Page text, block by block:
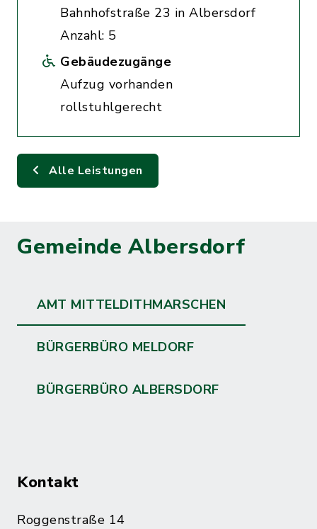
Bahnhofstraße 23 in Albersdorf
Anzahl: 5
Gebäudezugänge
Aufzug vorhanden
rollstuhlgerecht
Alle Leistungen
Gemeinde Albersdorf
AMT MITTELDITHMARSCHEN
BÜRGERBÜRO MELDORF
BÜRGERBÜRO ALBERSDORF
Kontakt
Roggenstraße 14